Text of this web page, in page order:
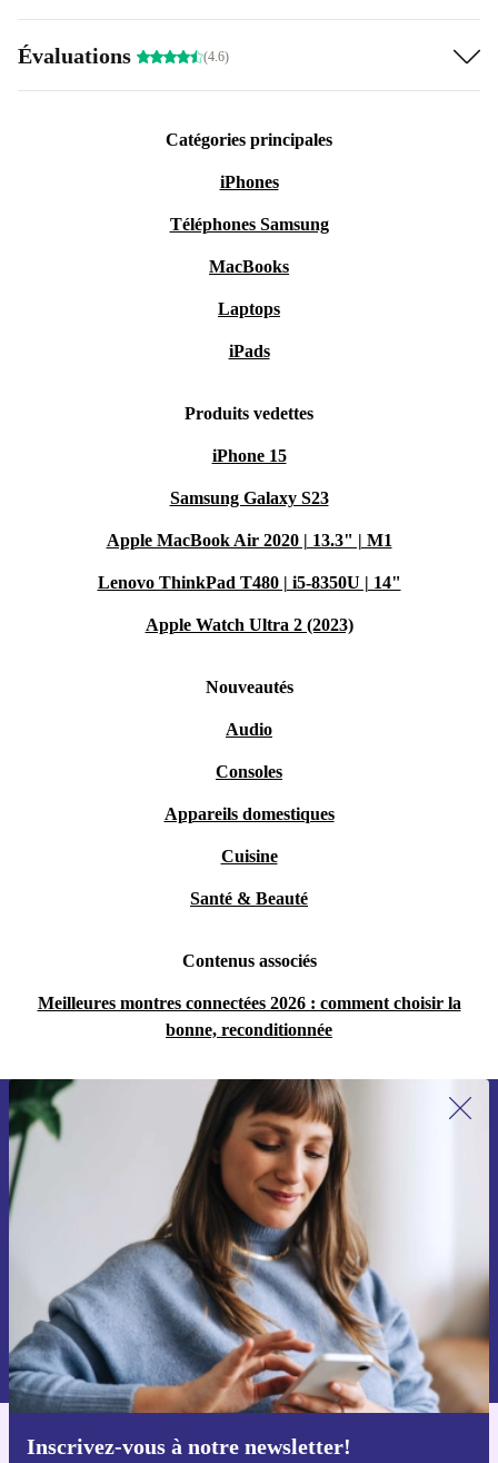
Évaluations (4.6)
Catégories principales
iPhones
Téléphones Samsung
MacBooks
Laptops
iPads
Produits vedettes
iPhone 15
Samsung Galaxy S23
Apple MacBook Air 2020 | 13.3" | M1
Lenovo ThinkPad T480 | i5-8350U | 14"
Apple Watch Ultra 2 (2023)
Nouveautés
Audio
Consoles
Appareils domestiques
Cuisine
Santé & Beauté
Contenus associés
Meilleures montres connectées 2026 : comment choisir la
bonne, reconditionnée
Inscrivez-vous à notre newsletter!
Recevoir offres et infos de refurbed
par mail
Ne manquez plus aucune offre.
S'inscrire
Retrouvez les informations sur l'utilisation des données personnelles
dans notre
politique de confidentialité.
Téléchargez l'application refurbed